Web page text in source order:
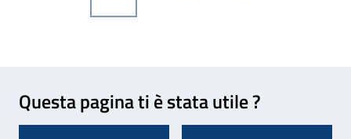
Questa pagina ti è stata utile ?